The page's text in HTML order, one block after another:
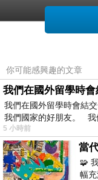
品號：2604136
款式簡潔讓您品
浪漫氣質瞬間提
簡約又性感的裝
特別推薦千萬不
你可能感興趣的文章
我們在國外留學時會結
我們國家的好朋友。 我
5 小時前
🧩
幅